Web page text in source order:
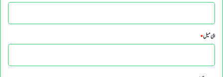
ای میل*